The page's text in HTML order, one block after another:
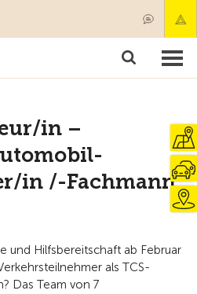
in –
in /-Fachmann
und Hilfsbereitschaft ab Februar
als TCS-
Das Team von 7